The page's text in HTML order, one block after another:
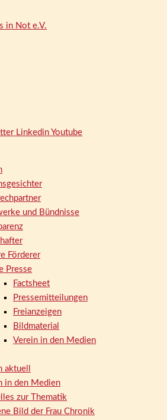
Linkedin Youtube
und Bündnisse
Förderer
Presse
Factsheet
Pressemitteilungen
Freianzeigen
Bildmaterial
Verein in den Medien
aktuell
in den Medien
zur Thematik
Bild der Frau Chronik